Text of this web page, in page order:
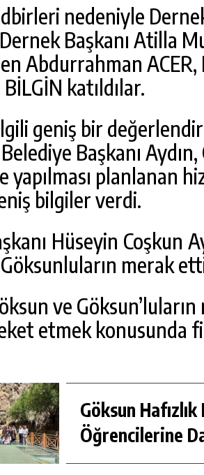
nedeniyle
Başkanı Atilla
Abdurrahman ACER,
katıldılar.
geniş bir
Başkanı
yapılması planlanan
bilgiler verdi.
Hüseyin Coşkun
merak
ve
etmek konusunda
Göksun Hafızlık
Öğrencilerine
GÜNLÜK HABER AKIŞI
DARENDE GEZISI.